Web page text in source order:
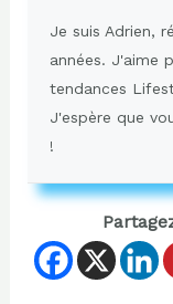
Je suis Adrien,
années. J'aime
tendances
J'espère que
!